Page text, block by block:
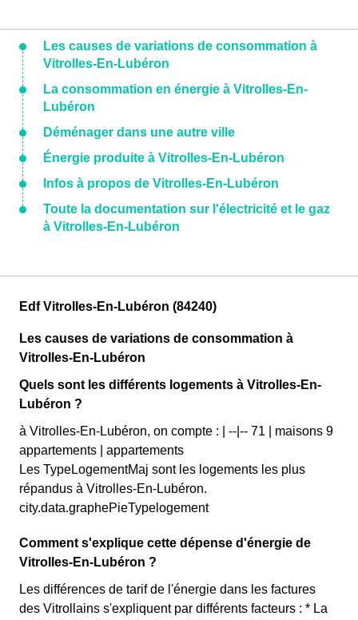
Les causes de variations de consommation à
Vitrolles-En-Lubéron
La consommation en énergie à Vitrolles-En-
Lubéron
Déménager dans une autre ville
Énergie produite à Vitrolles-En-Lubéron
Infos à propos de Vitrolles-En-Lubéron
Toute la documentation sur l'électricité et le gaz
à Vitrolles-En-Lubéron
Edf Vitrolles-En-Lubéron (84240)
Les causes de variations de consommation à
Vitrolles-En-Lubéron
Quels sont les différents logements à Vitrolles-En-
Lubéron ?
à Vitrolles-En-Lubéron, on compte : | --|-- 71 | maisons 9
appartements | appartements
Les TypeLogementMaj sont les logements les plus
répandus à Vitrolles-En-Lubéron.
city.data.graphePieTypelogement
Comment s'explique cette dépense d'énergie de
Vitrolles-En-Lubéron ?
Les différences de tarif de l'énergie dans les factures
des Vitrollains s'expliquent par différents facteurs : * La